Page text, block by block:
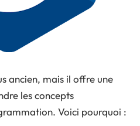
ancien, mais il offre une
les concepts
Voici pourquoi :